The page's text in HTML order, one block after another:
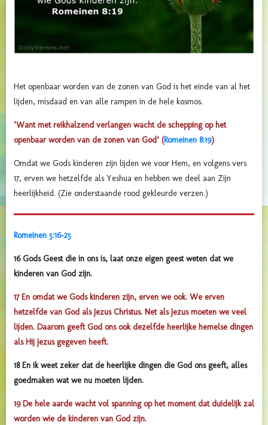
Het openbaar worden van de zonen van God is het einde van al het
lijden, misdaad en van alle rampen in de hele kosmos.
‘Want met reikhalzend verlangen wacht de schepping op het
openbaar worden van de zonen van God’ (Romeinen 8:19)
Omdat we Gods kinderen zijn lijden we voor Hem, en volgens vers
17, erven we hetzelfde als Yeshua en hebben we deel aan Zijn
heerlijkheid. (Zie onderstaande rood gekleurde verzen.)
Romeinen 5:16-25
16 Gods Geest die in ons is, laat onze eigen geest weten dat we
kinderen van God zijn.
17 En omdat we Gods kinderen zijn, erven we ook. We erven
hetzelfde van God als Jezus Christus. Net als Jezus moeten we veel
lijden. Daarom geeft God ons ook dezelfde heerlijke hemelse dingen
als Hij Jezus gegeven heeft.
18 En ik weet zeker dat de heerlijke dingen die God ons geeft, alles
goedmaken wat we nu moeten lijden.
19 De hele aarde wacht vol spanning op het moment dat duidelijk zal
worden wie de kinderen van God zijn.